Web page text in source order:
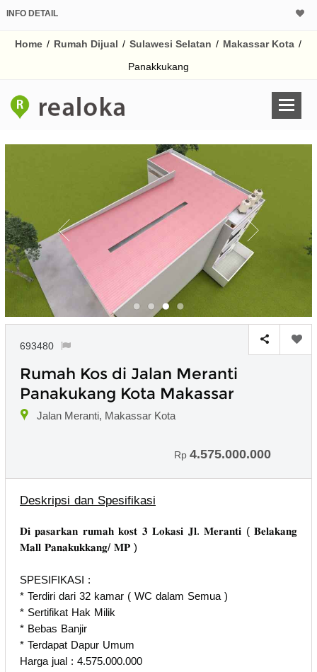
INFO DETAIL
Home / Rumah Dijual / Sulawesi Selatan / Makassar Kota /
Panakkukang
693480
Rumah Kos di Jalan Meranti
Panakukang Kota Makassar
Jalan Meranti, Makassar Kota
Rp 4.575.000.000
Deskripsi dan Spesifikasi
𝐃𝐢 𝐩𝐚𝐬𝐚𝐫𝐤𝐚𝐧 𝐫𝐮𝐦𝐚𝐡 𝐤𝐨𝐬𝐭 𝟑 𝐋𝐨𝐤𝐚𝐬𝐢 𝐉𝐥. 𝐌𝐞𝐫𝐚𝐧𝐭𝐢 ( 𝐁𝐞𝐥𝐚𝐤𝐚𝐧𝐠
𝐌𝐚𝐥𝐥 𝐏𝐚𝐧𝐚𝐤𝐮𝐤𝐤𝐚𝐧𝐠/ 𝐌𝐏 )
SPESIFIKASI :
* Terdiri dari 32 kamar ( WC dalam Semua )
* Sertifikat Hak Milik
* Bebas Banjir
* Terdapat Dapur Umum
Harga jual : 4.575.000.000
Harga Rp
% /th
Untuk hasil simulasi
pada kotak-
Simpan